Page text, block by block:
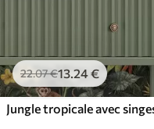
22.07€13.24€